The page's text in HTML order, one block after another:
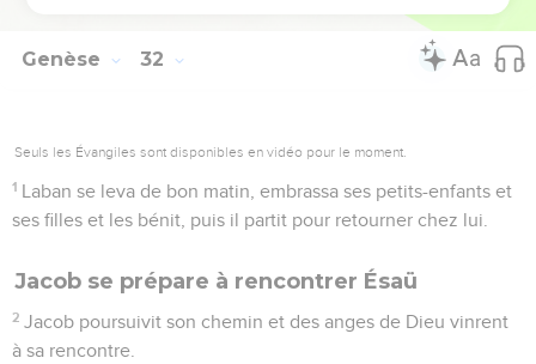
Genèse 32
Seuls les Évangiles sont disponibles en vidéo pour le moment.
1 Laban se leva de bon matin, embrassa ses petits-enfants et
ses filles et les bénit, puis il partit pour retourner chez lui.
Jacob se prépare à rencontrer Ésaü
2 Jacob poursuivit son chemin et des anges de Dieu vinrent
à sa rencontre.